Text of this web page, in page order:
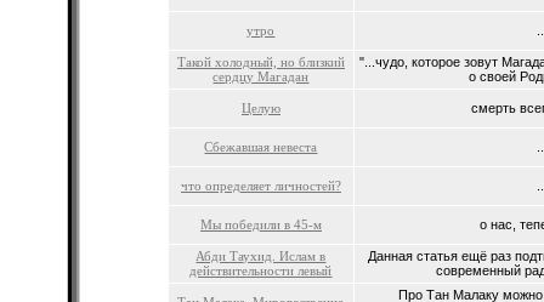
утро
Такой холодный, но близкий
сердцу Магадан
"...чудо, которое зовут
о своей
Целую смерть
Сбежавшая невеста
что определяет личностей?
Мы победили в 45-м о нас,
Абди Таухид. Ислам в
действительности левый
Данная статья ещё раз
современный
Про Тан Малаку можно